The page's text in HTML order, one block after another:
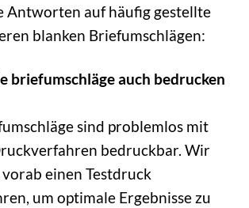
Antworten auf häufig gestellte
blanken Briefumschlägen:
briefumschläge auch bedrucken
sind problemlos mit
bedruckbar. Wir
einen Testdruck
um optimale Ergebnisse zu